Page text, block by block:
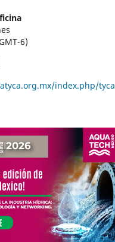
6)
index.php/tyca